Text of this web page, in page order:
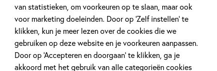
van statistieken, om voorkeuren op te slaan, maar ook
voor marketing doeleinden. Door op ‘Zelf instellen’ te
klikken, kun je meer lezen over de cookies die we
gebruiken op deze website en je voorkeuren aanpassen.
Door op ‘Accepteren en doorgaan’ te klikken, ga je
akkoord met het gebruik van alle categorieën cookies
Meer van deze auteur